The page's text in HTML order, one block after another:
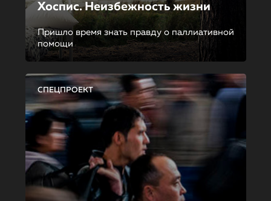
Хоспис. Неизбежность жизни
Пришло время знать правду о паллиативной
помощи
СПЕЦПРОЕКТ